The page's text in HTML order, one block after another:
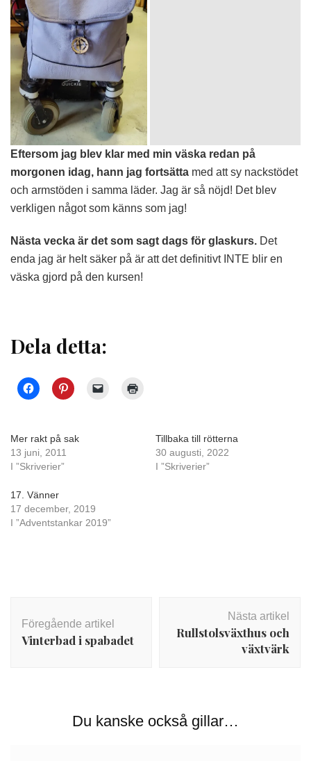
Eftersom jag blev klar med min väska redan på
morgonen idag, hann jag fortsätta med att sy nackstödet
och armstöden i samma läder. Jag är så nöjd! Det blev
verkligen något som känns som jag!
Nästa vecka är det som sagt dags för glaskurs. Det
enda jag är helt säker på är att det definitivt INTE blir en
väska gjord på den kursen!
Dela detta:
Mer rakt på sak
13 juni, 2011
I ”Skriverier”
Tillbaka till rötterna
30 augusti, 2022
I ”Skriverier”
17. Vänner
17 december, 2019
I ”Adventstankar 2019”
Föregående artikel
Vinterbad i spabadet
Nästa artikel
Rullstolsväxthus och
växtvärk
Du kanske också gillar…